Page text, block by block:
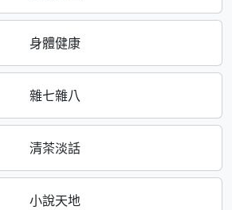
身體健康
雜七雜八
清茶淡話
小說天地